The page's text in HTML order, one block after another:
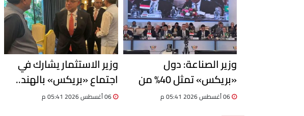
وزير الصناعة: دول
«بريكس» تمثل 40% من
الناتج العالمي.. ومصر تدعو
وزير الاستثمار يشارك في
اجتماع «بريكس» بالهند..
06 أغسطس 2026 05:41 م